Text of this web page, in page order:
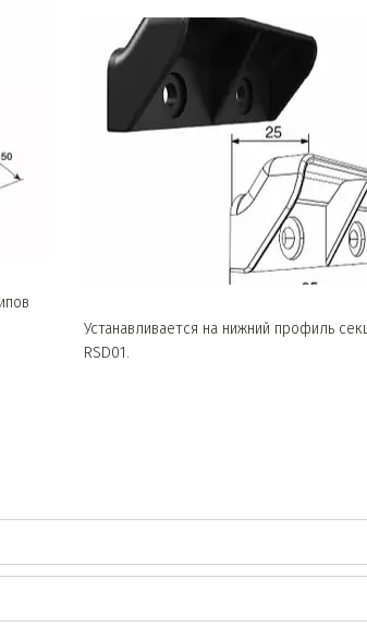
Устанавливается на нижний профиль
RSD01.